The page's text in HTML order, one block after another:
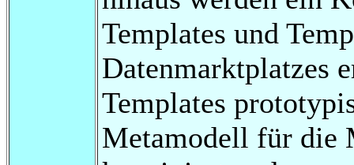
Templates und
Datenmarktplatzes
Templates
Metamodell für die